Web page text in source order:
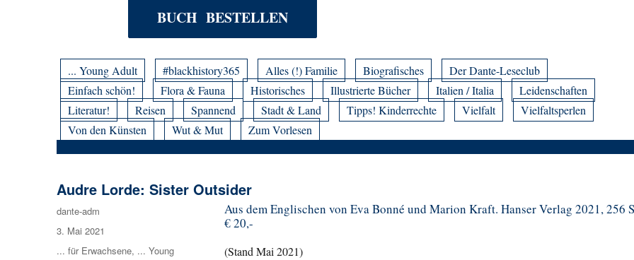
BUCH BESTELLEN
... Young Adult #blackhistory365 Alles (!) Familie Biografisches
Der Dante-Leseclub
Einfach schön!
Flora & Fauna Historisches Illustrierte Bücher Italien / Italia
Leidenschaften
Literatur!
Reisen Spannend Stadt & Land Tipps! Kinderrechte Vielfalt
Vielfaltsperlen
Von den Künsten
Wut & Mut Zum Vorlesen
Audre Lorde: Sister Outsider
Aus dem Englischen von Eva Bonné und Marion Kraft. Hanser Verlag 2021, 256
€ 20,-
(Stand Mai 2021)
Autor
dante-adm
Veröffentlicht
am
3. Mai 2021
Kategorien
... für Erwachsene, ... Young